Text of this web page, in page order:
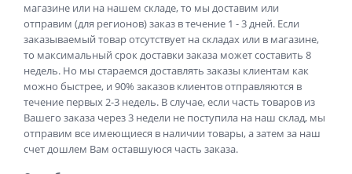
магазине или на нашем складе, то мы доставим или
отправим (для регионов) заказ в течение 1 - 3 дней. Если
заказываемый товар отсутствует на складах или в магазине,
то максимальный срок доставки заказа может составить 8
недель. Но мы стараемся доставлять заказы клиентам как
можно быстрее, и 90% заказов клиентов отправляются в
течение первых 2-3 недель. В случае, если часть товаров из
Вашего заказа через 3 недели не поступила на наш склад, мы
отправим все имеющиеся в наличии товары, а затем за наш
счет дошлем Вам оставшуюся часть заказа.